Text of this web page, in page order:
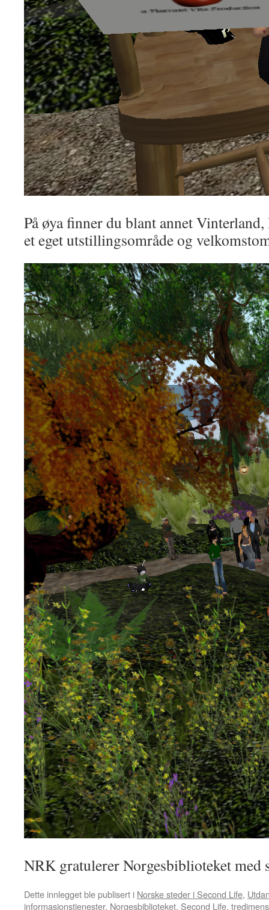
På øya finner du blant annet
et eget utstillingsområde og
NRK gratulerer Norgesbiblioteket med
Dette innlegget ble publisert i Norske steder i Second Life,
informasjonstjenester, Norgesbiblioteket, Second Life,